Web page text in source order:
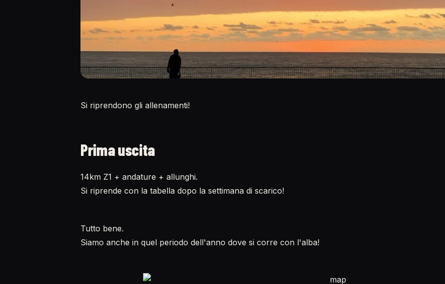
Si riprendono gli allenamenti!
Prima uscita
14km Z1 + andature + allunghi.
Si riprende con la tabella dopo la settimana di scarico!
Tutto bene.
Siamo anche in quel periodo dell'anno dove si corre con l'alba!